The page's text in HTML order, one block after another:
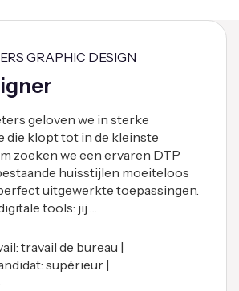
GRAPHIC DESIGN
geloven we in sterke
die klopt tot in de kleinste
zoeken we een ervaren DTP
huisstijlen moeiteloos
uitgewerkte toepassingen.
tools: jij …
travail de bureau |
supérieur |